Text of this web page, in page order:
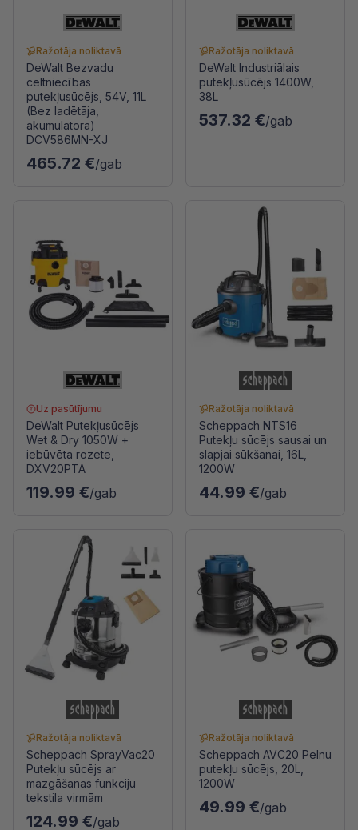
Ražotāja noliktavā
DeWalt Bezvadu
celtniecības
putekļusūcējs, 54V, 11L
(Bez ladētāja,
akumulatora)
DCV586MN-XJ
465.72 €/gab
Ražotāja noliktavā
DeWalt Industriālais
putekļusūcējs 1400W,
38L
537.32 €/gab
Uz pasūtījumu
DeWalt Putekļusūcējs
Wet & Dry 1050W +
iebūvēta rozete,
DXV20PTA
119.99 €/gab
Ražotāja noliktavā
Scheppach NTS16
Putekļu sūcējs sausai un
slapjai sūkšanai, 16L,
1200W
44.99 €/gab
Ražotāja noliktavā
Scheppach SprayVac20
Putekļu sūcējs ar
mazgāšanas funkciju
tekstila virmām
124.99 €/gab
Ražotāja noliktavā
Scheppach AVC20 Pelnu
putekļu sūcējs, 20L,
1200W
49.99 €/gab